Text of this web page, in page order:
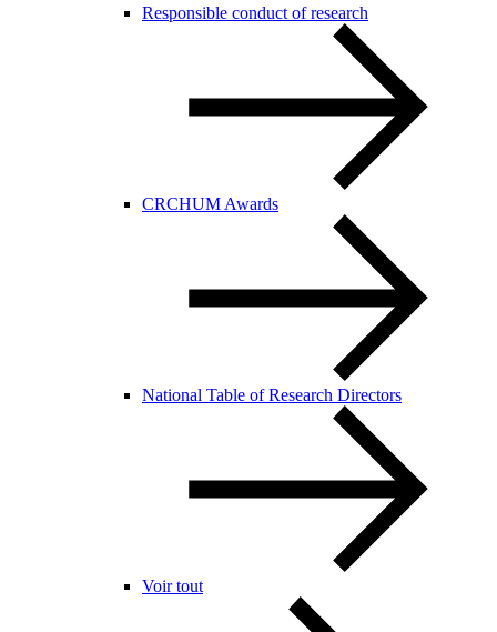
Responsible conduct of research
CRCHUM Awards
National Table of Research Directors
Voir tout